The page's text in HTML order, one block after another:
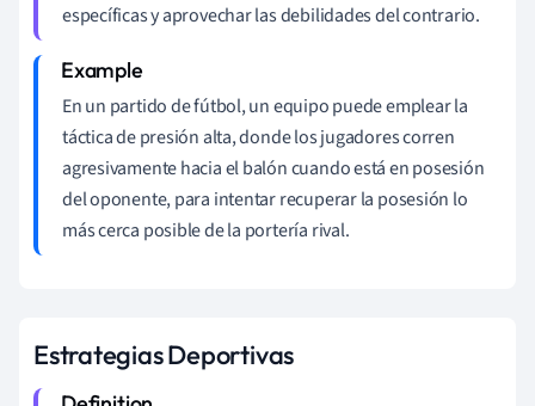
específicas y aprovechar las debilidades del contrario.
En un partido de fútbol, un equipo puede emplear la
táctica de presión alta, donde los jugadores corren
agresivamente hacia el balón cuando está en posesión
del oponente, para intentar recuperar la posesión lo
más cerca posible de la portería rival.
Estrategias Deportivas